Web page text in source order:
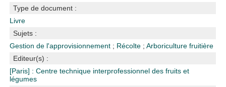
Type de document :
Livre
Sujets :
Gestion de l'approvisionnement ; Récolte ;Arboriculture fruitière
Editeur(s) :
[Paris] : Centre technique interprofessionnel des fruits et
légumes